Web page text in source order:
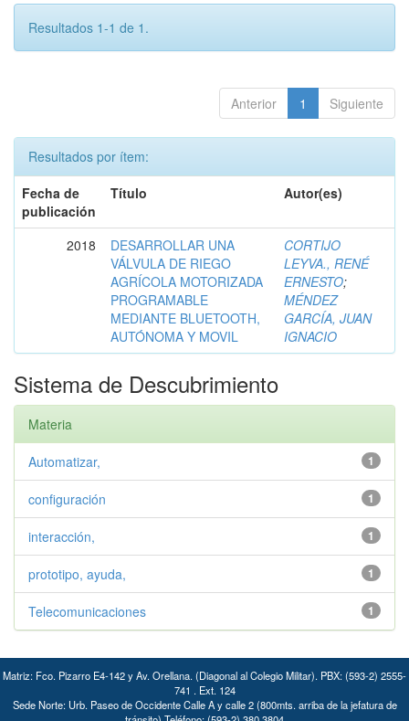
Resultados 1-1 de 1.
Anterior 1 Siguiente
Resultados por ítem:
Fecha de
publicación
Título Autor(es)
2018
DESARROLLAR UNA
VÁLVULA DE RIEGO
AGRÍCOLA MOTORIZADA
PROGRAMABLE
MEDIANTE BLUETOOTH,
AUTÓNOMA Y MOVIL
CORTIJO
LEYVA., RENÉ
ERNESTO;
MÉNDEZ
GARCÍA, JUAN
IGNACIO
Sistema de Descubrimiento
Materia
1
Automatizar,
1
configuración
1
interacción,
1
prototipo, ayuda,
1
Telecomunicaciones
Matriz: Fco. Pizarro E4-142 y Av. Orellana. (Diagonal al Colegio Militar). PBX: (593-2) 2555-
741 . Ext. 124
Sede Norte: Urb. Paseo de Occidente Calle A y calle 2 (800mts. arriba de la jefatura de